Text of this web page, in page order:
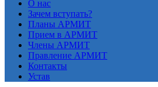
О нас
Зачем вступать?
Планы АРМИТ
Прием в АРМИТ
Члены АРМИТ
Правление АРМИТ
Контакты
Устав